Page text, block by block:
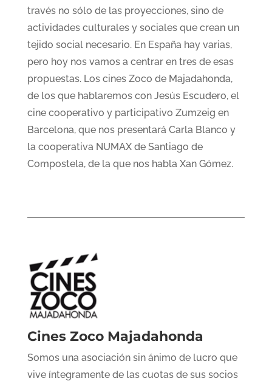
través no sólo de las proyecciones, sino de
actividades culturales y sociales que crean un
tejido social necesario. En España hay varias,
pero hoy nos vamos a centrar en tres de esas
propuestas. Los cines Zoco de Majadahonda,
de los que hablaremos con Jesús Escudero, el
cine cooperativo y participativo Zumzeig en
Barcelona, que nos presentará Carla Blanco y
la cooperativa NUMAX de Santiago de
Compostela, de la que nos habla Xan Gómez.
Cines Zoco Majadahonda
Somos una asociación sin ánimo de lucro que
vive íntegramente de las cuotas de sus socios